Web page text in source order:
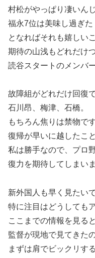
村松がやっぱり凄いん
福永7位は美味し過ぎた
となればそれも嬉しい
期待の山浅もどれだけ
読谷スタートのメンバ
故障組がどれだけ回復
石川昂、梅津、石橋。
もちろん焦りは禁物です
復帰が早いに越したこ
私は勝手なので、プロ
復力を期待してしまいま
新外国人も早く見たい
特に注目はどうしても
ここまでの情報を見る
監督が現地で見てきた
まずは肩でビックリす